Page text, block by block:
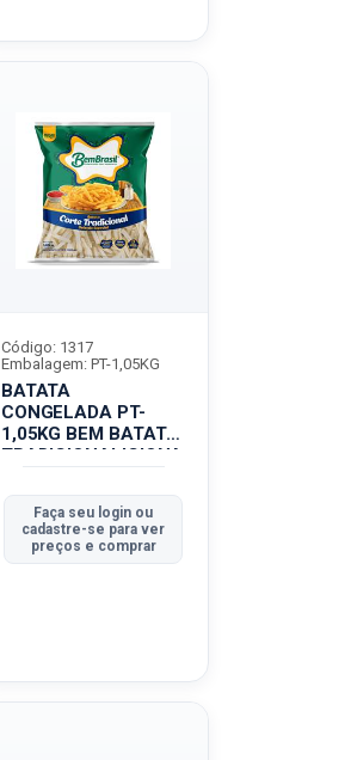
BATATA
CONGELADA PT-
1,05KG BEM BATATA
TRADICIONALICIONA
Código: 1317
Embalagem: PT-1,05KG
Faça seu login ou
cadastre-se para ver
preços e comprar